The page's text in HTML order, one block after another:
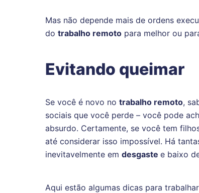
Mas não depende mais de ordens
do trabalho remoto para melhor ou
Evitando queimar
Se você é novo no trabalho remoto,
sociais que você perde – você pode
absurdo. Certamente, se você tem
até considerar isso impossível. Há
inevitavelmente em desgaste e baixo
Aqui estão algumas dicas para